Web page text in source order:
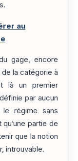
au
gage, encore
de la catégorie à
là un premier
par aucun
régime sans
partie de
que la notion
introuvable.